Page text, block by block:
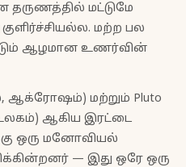
தருணத்தில் மட்டுமே
மற்ற பல
ஆழமான உணர்வின்
ஆக்ரோஷம்) மற்றும் Pluto
ஆகிய இரட்டை
ஒரு மனோவியல்
— இது ஒரே ஒரு